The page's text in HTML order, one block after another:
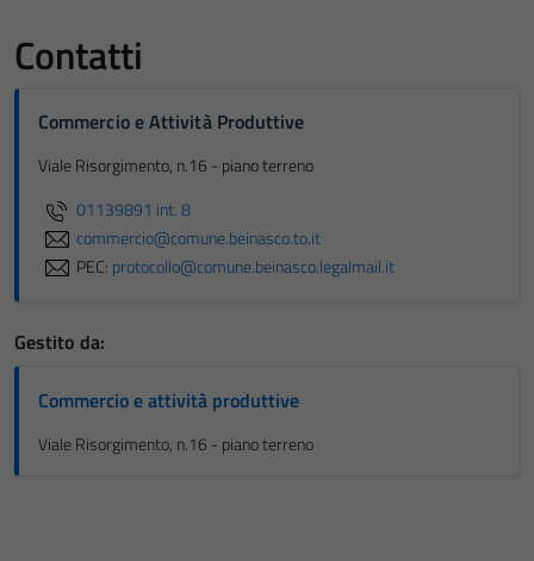
Contatti
Commercio e Attività Produttive
Viale Risorgimento, n.16 - piano terreno
01139891 int. 8
commercio@comune.beinasco.to.it
PEC: protocollo@comune.beinasco.legalmail.it
Gestito da:
Commercio e attività produttive
Viale Risorgimento, n.16 - piano terreno